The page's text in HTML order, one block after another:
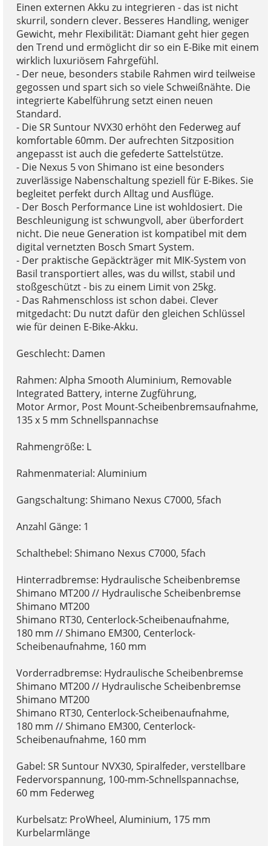
Einen externen Akku zu integrieren - das ist nicht
skurril, sondern clever. Besseres Handling, weniger
Gewicht, mehr Flexibilität: Diamant geht hier gegen
den Trend und ermöglicht dir so ein E-Bike mit einem
wirklich luxuriösem Fahrgefühl.
- Der neue, besonders stabile Rahmen wird teilweise
gegossen und spart sich so viele Schweißnähte. Die
integrierte Kabelführung setzt einen neuen
Standard.
- Die SR Suntour NVX30 erhöht den Federweg auf
komfortable 60mm. Der aufrechten Sitzposition
angepasst ist auch die gefederte Sattelstütze.
- Die Nexus 5 von Shimano ist eine besonders
zuverlässige Nabenschaltung speziell für E-Bikes. Sie
begleitet perfekt durch Alltag und Ausflüge.
- Der Bosch Performance Line ist wohldosiert. Die
Beschleunigung ist schwungvoll, aber überfordert
nicht. Die neue Generation ist kompatibel mit dem
digital vernetzten Bosch Smart System.
- Der praktische Gepäckträger mit MIK-System von
Basil transportiert alles, was du willst, stabil und
stoßgeschützt - bis zu einem Limit von 25kg.
- Das Rahmenschloss ist schon dabei. Clever
mitgedacht: Du nutzt dafür den gleichen Schlüssel
wie für deinen E-Bike-Akku.
Geschlecht: Damen
Rahmen: Alpha Smooth Aluminium, Removable
Integrated Battery, interne Zugführung,
Motor Armor, Post Mount-Scheibenbremsaufnahme,
135 x 5 mm Schnellspannachse
Rahmengröße: L
Rahmenmaterial: Aluminium
Gangschaltung: Shimano Nexus C7000, 5fach
Anzahl Gänge: 1
Schalthebel: Shimano Nexus C7000, 5fach
Hinterradbremse: Hydraulische Scheibenbremse
Shimano MT200 // Hydraulische Scheibenbremse
Shimano MT200
Shimano RT30, Centerlock-Scheibenaufnahme,
180 mm // Shimano EM300, Centerlock-
Scheibenaufnahme, 160 mm
Vorderradbremse: Hydraulische Scheibenbremse
Shimano MT200 // Hydraulische Scheibenbremse
Shimano MT200
Shimano RT30, Centerlock-Scheibenaufnahme,
180 mm // Shimano EM300, Centerlock-
Scheibenaufnahme, 160 mm
Gabel: SR Suntour NVX30, Spiralfeder, verstellbare
Federvorspannung, 100-mm-Schnellspannachse,
60 mm Federweg
Kurbelsatz: ProWheel, Aluminium, 175 mm
Kurbelarmlänge